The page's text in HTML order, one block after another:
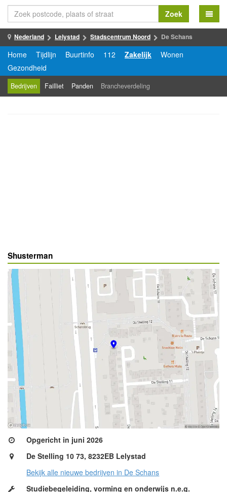
Zoek
Nederland Lelystad Stadscentrum Noord De Schans
Home Tijdlijn Buurtinfo 112 Zakelijk
Wonen
Gezondheid
Bedrijven Failliet Panden Brancheverdeling
Shusterman
Opgericht in juni 2026
De Stelling 10 73, 8232EB Lelystad
Bekijk alle nieuwe bedrijven in De Schans
Studiebegeleiding, vorming en onderwijs n.e.g.